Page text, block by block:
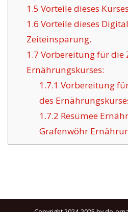
1.5 Vorteile dieses
1.6 Vorteile dieses
Zeiteinsparung.
1.7 Vorbereitung für die
Ernährungskurses:
1.7.1 Vorbereitung
des
1.7.2 Resümee
Grafenwöhr